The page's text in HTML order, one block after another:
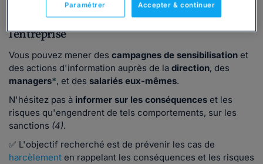
1. Informer et sensibiliser les acteurs dans
l'entreprise
Vous pouvez mener des campagnes de sensibilisation et
des actions d'information auprès de la direction, des
managers*, et des salariés eux-mêmes.
N'hésitez pas à informer sur les conséquences et les
risques qu'engendrent de tels comportements, sur les
sanctions (4).
✅ L'objectif recherché est de prévenir les cas de
harcèlement en rappelant les conséquences et les risques
Accepter & continuer
Paramétrer